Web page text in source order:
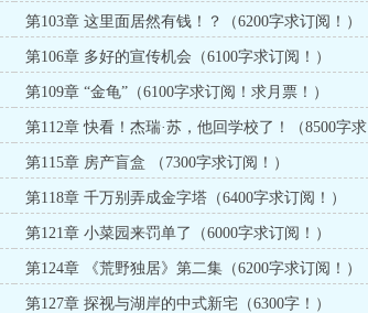
第103章 这里面居然有钱！？（6200字求订阅！）
第106章 多好的宣传机会（6100字求订阅！）
第109章 “金龟”（6100字求订阅！求月票！）
第112章 快看！杰瑞·苏，他回学校了！（8500字求
订阅！求月票！）
第115章 房产盲盒 （7300字求订阅！）
第118章 千万别弄成金字塔（6400字求订阅！）
第121章 小菜园来罚单了（6000字求订阅！）
第124章 《荒野独居》第二集（6200字求订阅！）
第127章 探视与湖岸的中式新宅（6300字！）